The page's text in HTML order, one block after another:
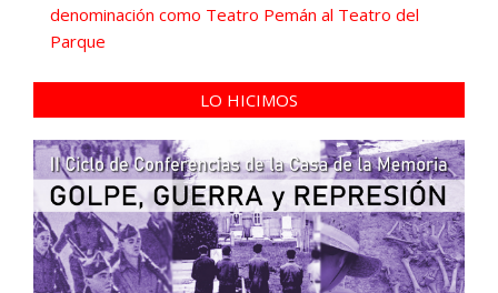
denominación como Teatro Pemán al Teatro del
Parque
LO HICIMOS